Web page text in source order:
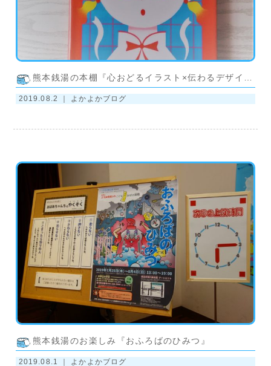
熊本銭湯の本棚『心おどるイラスト×伝わるデザイン』
2019.08.2 ｜ よかよかブログ
熊本銭湯のお楽しみ『おふろばのひみつ』
2019.08.1 ｜ よかよかブログ